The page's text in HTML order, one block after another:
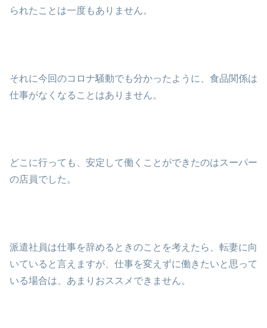
られたことは一度もありません。
それに今回のコロナ騒動でも分かったように、食品関係は
仕事がなくなることはありません。
どこに行っても、安定して働くことができたのはスーパー
の店員でした。
派遣社員は仕事を辞めるときのことを考えたら、転妻に向
いていると言えますが、仕事を変えずに働きたいと思って
いる場合は、あまりおススメできません。